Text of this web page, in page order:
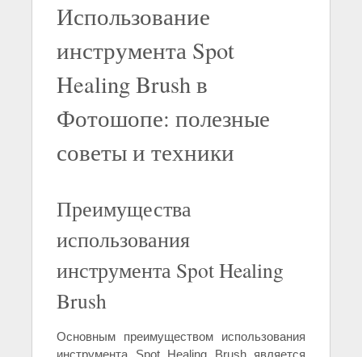
Использование
инструмента Spot
Healing Brush в
Фотошопе: полезные
советы и техники
Преимущества
использования
инструмента Spot Healing
Brush
Основным преимуществом использования
инструмента Spot Healing Brush является